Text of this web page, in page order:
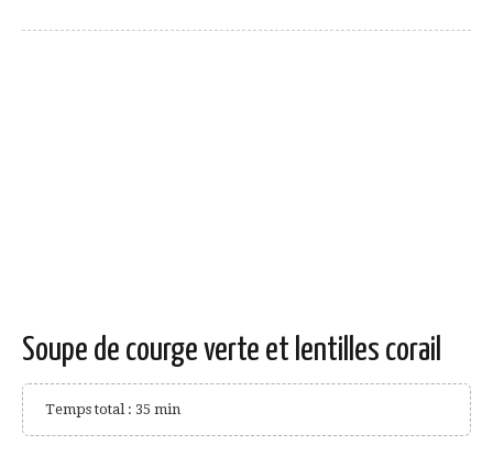
Soupe de courge verte et lentilles corail
Temps total : 35 min